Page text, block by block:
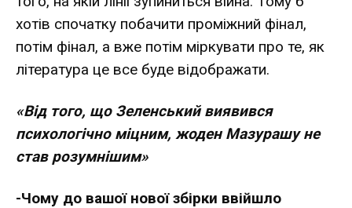
хотів спочатку побачити проміжний фінал,
потім фінал, а вже потім міркувати про те, як
література це все буде відображати.
«Від того, що Зеленський виявився
психологічно міцним, жоден Мазурашу не
став розумнішим»
-Чому до вашої нової збірки ввійшло